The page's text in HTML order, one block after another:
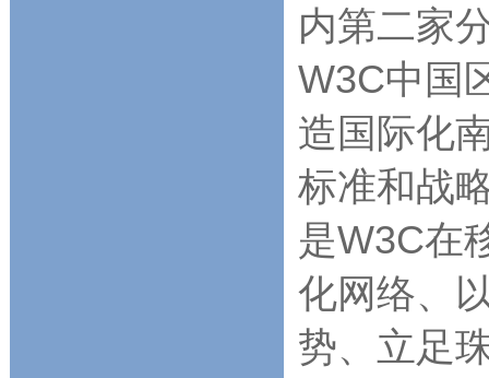
内第二家
W3C中国
造国际化
标准和战
是W3C在
化网络、
势、立足